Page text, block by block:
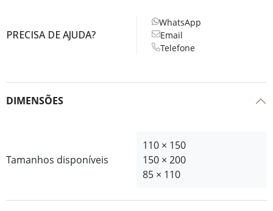
PRECISA DE AJUDA?
WhatsApp
Email
Telefone
DIMENSÕES
Tamanhos disponíveis
110 × 150
150 × 200
85 × 110